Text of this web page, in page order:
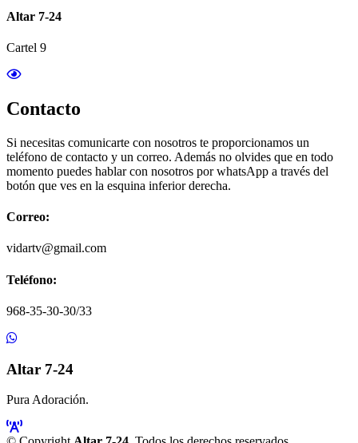
Altar 7-24
Cartel 9
Contacto
Si necesitas comunicarte con nosotros te proporcionamos un
teléfono de contacto y un correo. Además no olvides que en todo
momento puedes hablar con nosotros por whatsApp a través del
botón que ves en la esquina inferior derecha.
Correo:
vidartv@gmail.com
Teléfono:
968-35-30-30/33
Altar 7-24
Pura Adoración.